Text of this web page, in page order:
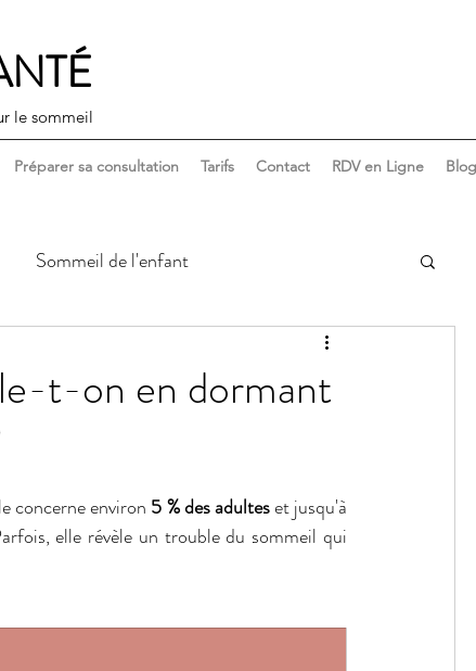
le sommeil
Préparer sa consultation Tarifs Contact RDV en Ligne Blog
Sommeil de l'enfant
t-on en dormant
concerne environ 5 % des adultes
elle révèle un trouble du sommeil qui